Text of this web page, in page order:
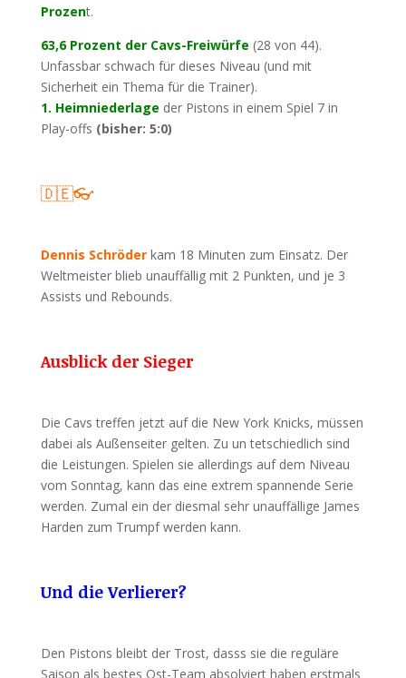
Prozent.
63,6 Prozent der Cavs-Freiwürfe (28 von 44).
Unfassbar schwach für dieses Niveau (und mit
Sicherheit ein Thema für die Trainer).
1. Heimniederlage der Pistons in einem Spiel 7 in
Play-offs (bisher: 5:0)
🇩🇪👓
Dennis Schröder kam 18 Minuten zum Einsatz. Der
Weltmeister blieb unauffällig mit 2 Punkten, und je 3
Assists und Rebounds.
Ausblick der Sieger
Die Cavs treffen jetzt auf die New York Knicks, müssen
dabei als Außenseiter gelten. Zu un tetschiedlich sind
die Leistungen. Spielen sie allerdings auf dem Niveau
vom Sonntag, kann das eine extrem spannende Serie
werden. Zumal ein der diesmal sehr unauffällige James
Harden zum Trumpf werden kann.
Und die Verlierer?
Den Pistons bleibt der Trost, dasss sie die reguläre
Saison als bestes Ost-Team absolviert haben erstmals